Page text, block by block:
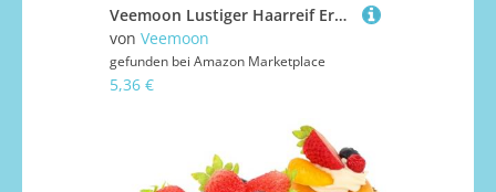
Veemoon Lustiger Haarreif Erwachsene Weicher Plüsch Zitronen frucht Kopfschmuck Karneval Kostüm Accessoire Party Mottoparty Cosplay Haarschmuck
von Veemoon
gefunden bei Amazon Marketplace
5,36 €